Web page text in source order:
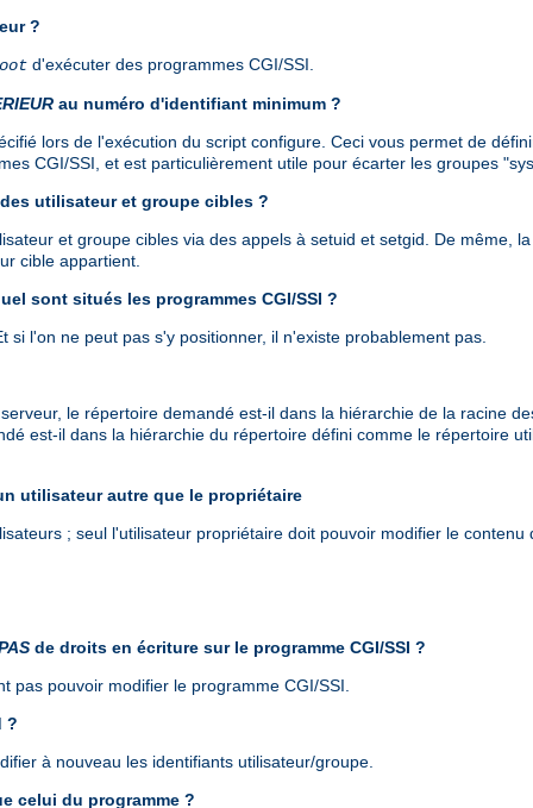
?
d'exécuter des programmes CGI/SSI.
au numéro d'identifiant minimum ?
lors de l'exécution du script configure. Ceci vous permet de
CGI/SSI, et est particulièrement utile pour écarter les groupes
utilisateur et groupe cibles ?
et groupe cibles via des appels à setuid et setgid. De même,
cible appartient.
sont situés les programmes CGI/SSI ?
l'on ne peut pas s'y positionner, il n'existe probablement pas.
le répertoire demandé est-il dans la hiérarchie de la racine
est-il dans la hiérarchie du répertoire défini comme le répertoire
utilisateur autre que le propriétaire
; seul l'utilisateur propriétaire doit pouvoir modifier le contenu
de droits en écriture sur le programme CGI/SSI ?
pas pouvoir modifier le programme CGI/SSI.
?
à nouveau les identifiants utilisateur/groupe.
celui du programme ?